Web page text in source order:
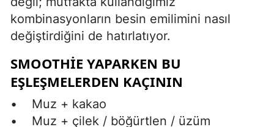
kombinasyonların besin emilimini nasıl
değiştirdiğini de hatırlatıyor.
SMOOTHIE YAPARKEN BU
EŞLEŞMELERDEN KAÇININ
• Muz + kakao
• Muz + çilek / böğürtlen / üzüm